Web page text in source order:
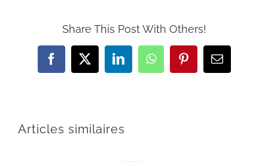
Share This Post With Others!
Facebook
X LinkedInWhatsAppPinterestEmail
Articles similaires